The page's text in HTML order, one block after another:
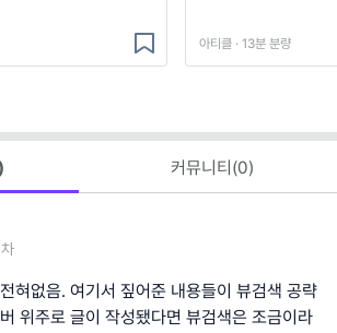
아티클 · 13분 분량
커뮤니티(0)
혀없음. 여기서 짚어준 내용들이 뷰검색 공략
위주로 글이 작성됐다면 뷰검색은 조금이라